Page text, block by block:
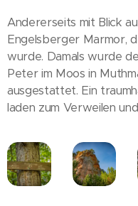
Andererseits mit Blick
Engelsberger Marmor,
wurde. Damals wurde
Peter im Moos in
ausgestattet. Ein
laden zum Verweilen